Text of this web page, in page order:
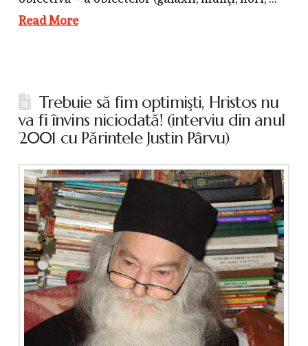
Read More
Trebuie să fim optimişti, Hristos nu
va fi învins niciodată! (interviu din anul
2001 cu Părintele Justin Pârvu)